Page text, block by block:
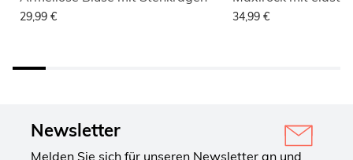
29,99 € 34,99 €
Newsletter
Melden Sie sich für unseren Newsletter an und